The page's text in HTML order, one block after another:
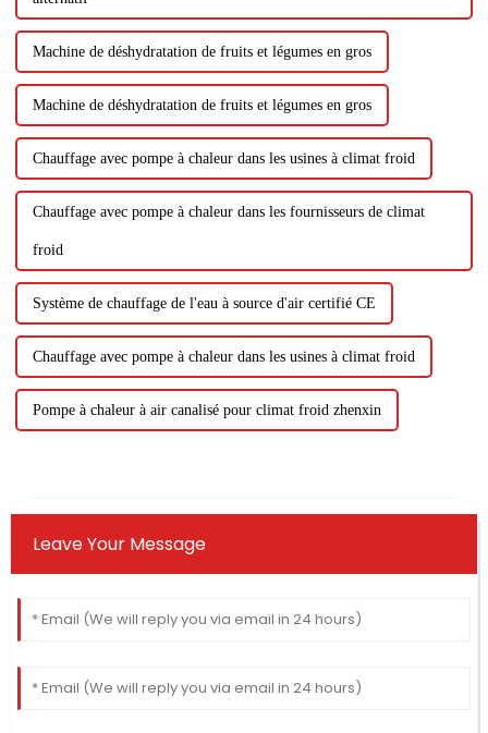
Machine de déshydratation de fruits et légumes en gros
Machine de déshydratation de fruits et légumes en gros
Chauffage avec pompe à chaleur dans les usines à climat froid
Chauffage avec pompe à chaleur dans les fournisseurs de climat
froid
Système de chauffage de l'eau à source d'air certifié CE
Chauffage avec pompe à chaleur dans les usines à climat froid
Pompe à chaleur à air canalisé pour climat froid zhenxin
Leave Your Message